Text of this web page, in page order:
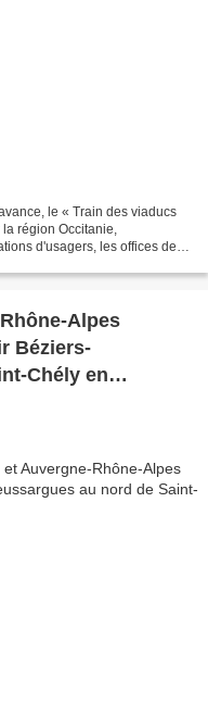
le « Train des viaducs
région Occitanie,
d'usagers, les offices de
Alpes
Béziers-
Chély en